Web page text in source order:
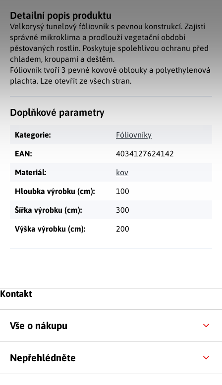
Detailní popis produktu
Velkorysý tunelový fóliovník s pevnou konstrukcí. Zajistí
správné mikroklima a prodlouží vegetační období
pěstovaných rostlin. Poskytuje spolehlivou ochranu před
chladem, kroupami a deštěm.
Fóliovník tvoří 3 pevné kovové oblouky a polyethylenová
plachta. Lze otevřít ze všech stran.
Doplňkové parametry
Kategorie: Fóliovníky
EAN: 4034127624142
Materiál: kov
Hloubka výrobku (cm): 100
Šířka výrobku (cm): 300
Výška výrobku (cm): 200
Zápatí
Kontakt
Vše o nákupu
Nepřehlédněte